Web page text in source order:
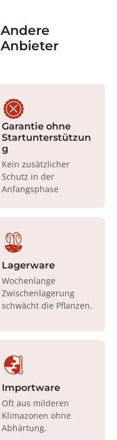
Andere
Anbieter
Garantie ohne
Startunterstützun
g
Kein zusätzlicher
Schutz in der
Anfangsphase
Lagerware
Wochenlange
Zwischenlagerung
schwächt die Pflanzen.
Importware
Oft aus milderen
Klimazonen ohne
Abhärtung.